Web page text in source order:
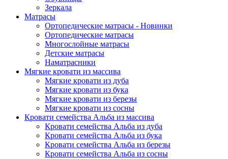
Зеркала
Матрасы
Ортопедические матрасы - Новинки
Ортопедические матрасы
Многослойные матрасы
Детские матрасы
Наматрасники
Мягкие кровати из массива
Мягкие кровати из дуба
Мягкие кровати из бука
Мягкие кровати из березы
Мягкие кровати из сосны
Кровати семейства Альба из массива
Кровати семейства Альба из дуба
Кровати семейства Альба из бука
Кровати семейства Альба из березы
Кровати семейства Альба из сосны